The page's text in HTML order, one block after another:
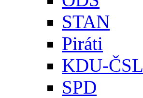
STAN
Piráti
KDU-ČSL
SPD